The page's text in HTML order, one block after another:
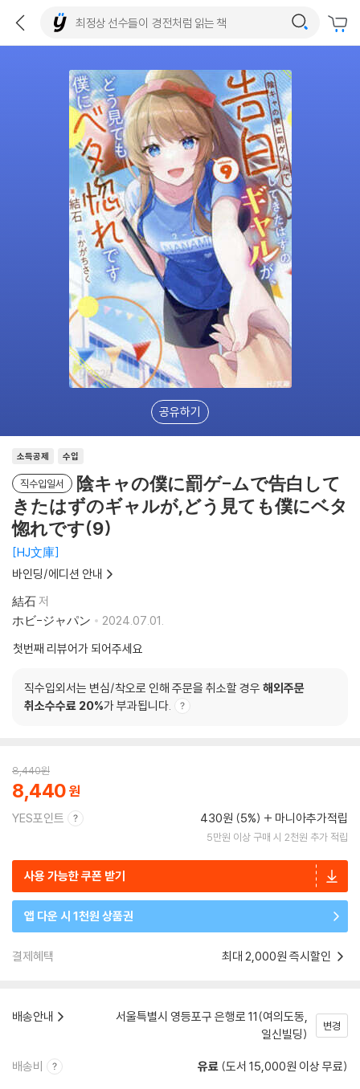
공유하기
소득공제 수입
직수입일서
陰キャの僕に罰ゲ-ムで告白して
きたはずのギャルが,どう見ても僕にベタ
惚れです(9)
HJ文庫
바인딩/에디션 안내
結石저
ホビ-ジャパン
2024.07.01.
첫번째 리뷰어가 되어주세요
직수입외서는 변심/착오로 인해 주문을 취소할 경우 해외주문
취소수수료 20%가 부과됩니다.
8,440원
8,440
YES포인트 430원 (5%) 마니아추가적립
5만원 이상 구매 시 2천원 추가 적립
사용 가능한 쿠폰 받기
앱 다운 시 1천원 상품권
결제혜택 최대 2,000원 즉시할인
배송안내
서울특별시 영등포구 은행로 11(여의도동,
일신빌딩)
변경
배송비 유료 (도서 15,000원 이상 무료)